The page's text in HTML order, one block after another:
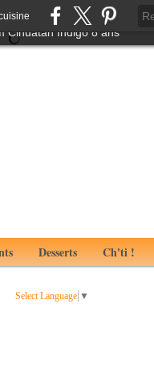
aux notes de truffes
Cihuatan Indigo 8 ans
Desserts Ch'ti !
Select Language ▼